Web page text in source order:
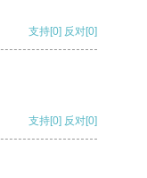
支持[0] 反对[0]
支持[0] 反对[0]